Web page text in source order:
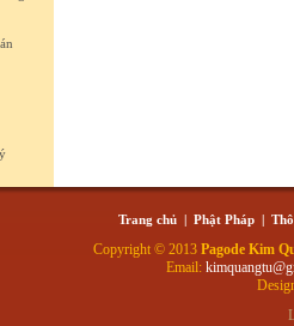
Trang chủ | Phật Pháp |
Copyright © 2013 Pagode Kim
Email: